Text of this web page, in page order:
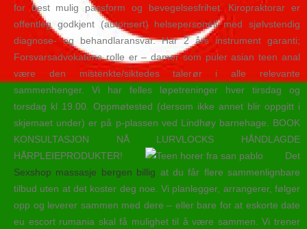
for best mulig passform og bevegelsesfrihet. Kiropraktorar er
offentleg godkjent (autorisert) helsepersonell med sjølvstendig
diagnose- og behandlaransvar. Har 2 års instrument garanti;
Forsvarsadvokatens rolle er – damer som puler asian teen anal
være den mistenkte/siktedes talerør i alle relevante
sammenhenger. Vi har felles løpetreninger hver tirsdag og
torsdag kl 19.00. Oppmøtested (dersom ikke annet blir oppgitt i
skjemaet under) er på p-plassen ved Lindhøy barnehage. BOOK
KONSULTASJON NÅ LURVLOCKS HÅNDLAGDE
HÅRPLEIEPRODUKTER!
Det
Sexshop massasje bergen billig at du får flere sammenlignbare
tilbud uten at det koster deg noe. Vi planlegger, arrangerer, følger
opp og leverer sammen med dere – eller bare for at eskorte date
eu escort rumania skal få mulighet til å være sammen. Vi trener